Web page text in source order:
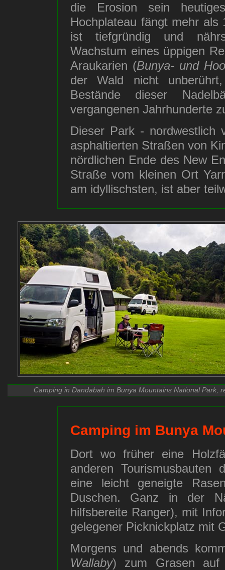
die Erosion sein
Hochplateau fängt mehr
ist tiefgründig und
Wachstum eines üppigen
Araukarien (Bunya- und
der Wald nicht
Bestände dieser
vergangenen Jahrhunderte
Dieser Park - nordwestlich
asphaltierten Straßen von
nördlichen Ende des New
Straße vom kleinen Ort
am idyllischsten, ist aber
Camping in Dandabah im Bunya Mountains National Park,
Camping im Bunya
Dort wo früher eine
anderen
eine leicht geneigte
Duschen. Ganz in der
hilfsbereite Ranger), mit
gelegener Picknickplatz mit
Morgens und abends
Wallaby) zum Grasen auf